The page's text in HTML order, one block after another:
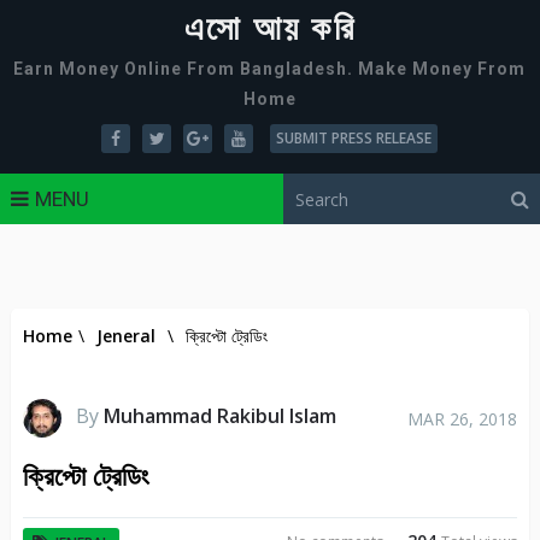
এসো আয় করি
Earn Money Online From Bangladesh. Make Money From
Home
SUBMIT PRESS RELEASE
MENU
Home \ Jeneral \ ক্রিপ্টো ট্রেডিং
By Muhammad Rakibul Islam MAR 26, 2018
ক্রিপ্টো ট্রেডিং